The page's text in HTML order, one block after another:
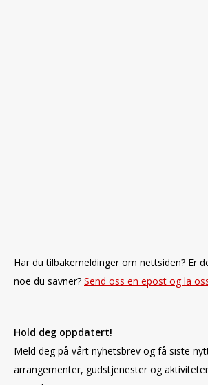
Har du tilbakemeldinger om nettsiden? Er
noe du savner? Send oss en epost og la
Hold deg oppdatert!
Meld deg på vårt nyhetsbrev og få siste
arrangementer, gudstjenester og